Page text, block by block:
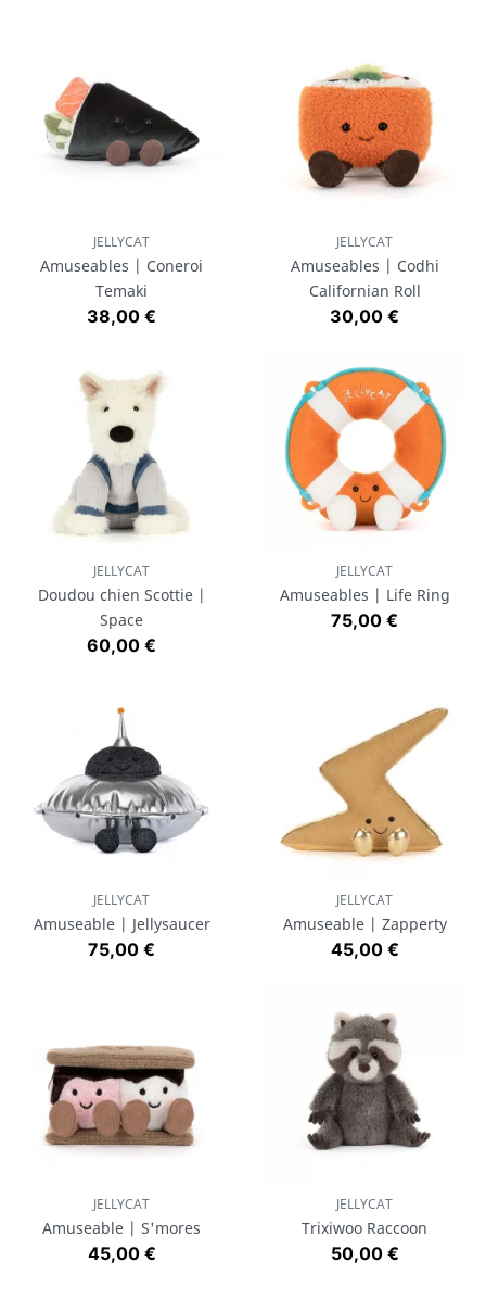
JELLYCAT
Amuseables | Coneroi
Temaki
Prix
38,00 €
JELLYCAT
Amuseables | Codhi
Californian Roll
Prix
30,00 €
JELLYCAT
Doudou chien Scottie |
Space
Prix
60,00 €
JELLYCAT
Amuseables | Life Ring
Prix
75,00 €
JELLYCAT
Amuseable | Jellysaucer
Prix
75,00 €
JELLYCAT
Amuseable | Zapperty
Prix
45,00 €
JELLYCAT
Amuseable | S'mores
Prix
45,00 €
JELLYCAT
Trixiwoo Raccoon
Prix
50,00 €